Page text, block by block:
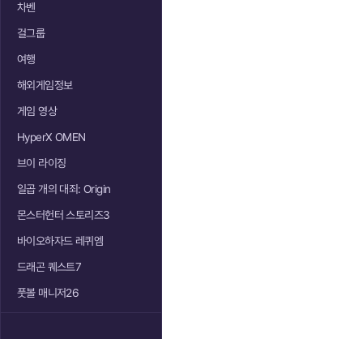
차벤
걸그룹
여행
해외게임정보
게임 영상
HyperX OMEN
브이 라이징
일곱 개의 대죄: Origin
몬스터헌터 스토리즈3
바이오하자드 레퀴엠
드래곤 퀘스트7
풋볼 매니저26